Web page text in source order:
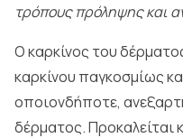
τρόπους πρόληψης και
Ο καρκίνος του
καρκίνου παγκοσμίως
οποιονδήποτε,
δέρματος. Προκαλείται